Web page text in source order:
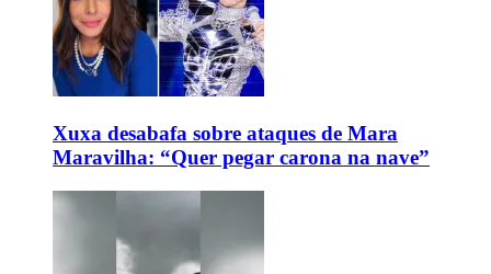
Xuxa desabafa sobre ataques de Mara
Maravilha: “Quer pegar carona na nave”